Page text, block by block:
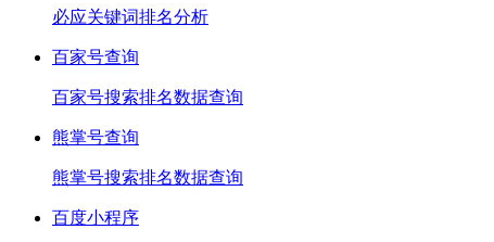
必应关键词排名分析
百家号查询
百家号搜索排名数据查询
熊掌号查询
熊掌号搜索排名数据查询
百度小程序